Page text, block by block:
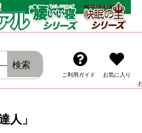
人」
ト布団の販売
ご利用ガイド お気に入り
検索